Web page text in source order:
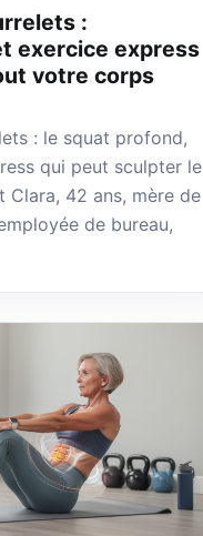
:
exercice express
votre corps
: le squat profond,
qui peut sculpter le
Clara, 42 ans, mère de
de bureau,